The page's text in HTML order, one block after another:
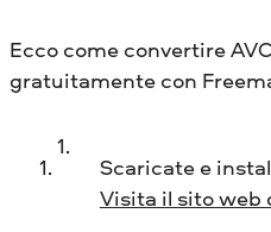
Ecco come convertire
gratuitamente con
Scaricate e
Visita il sito web